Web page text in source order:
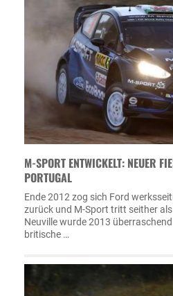
M-SPORT ENTWICKELT: NEUER
PORTUGAL
Ende 2012 zog sich Ford
zurück und M-Sport tritt seither
Neuville wurde 2013
britische …